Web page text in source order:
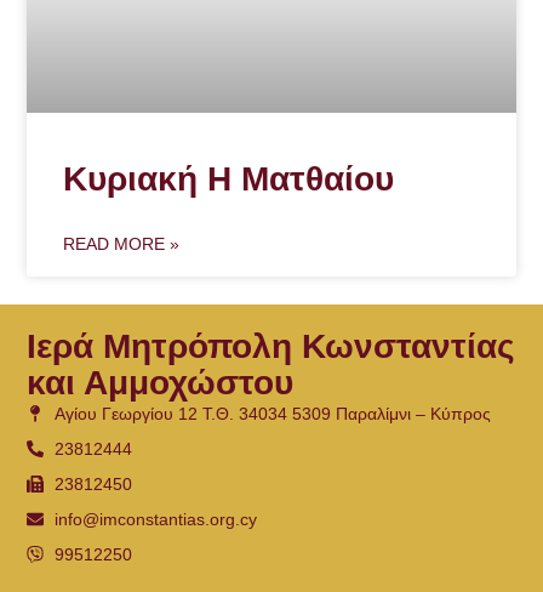
Κυριακή Η Ματθαίου
READ MORE »
Ιερά Μητρόπολη Κωνσταντίας
και Αμμοχώστου
Αγίου Γεωργίου 12 Τ.Θ. 34034 5309 Παραλίμνι – Κύπρος
23812444
23812450
info@imconstantias.org.cy
99512250